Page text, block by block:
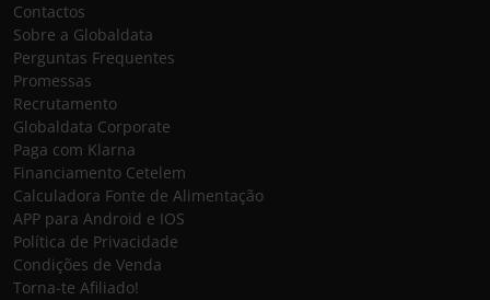
Contactos
Sobre a Globaldata
Perguntas Frequentes
Promessas
Recrutamento
Globaldata Corporate
Paga com Klarna
Financiamento Cetelem
Calculadora Fonte de Alimentação
APP para Android e IOS
Política de Privacidade
Condições de Venda
Torna-te Afiliado!